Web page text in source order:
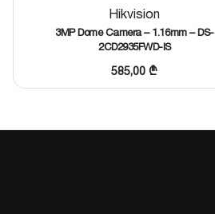
Hikvision
3MP Dome Camera – 1.16mm – DS-
2CD2935FWD-IS
585,00₾